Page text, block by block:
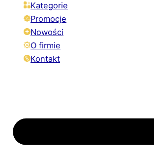
Kategorie
Promocje
Nowości
O firmie
Kontakt